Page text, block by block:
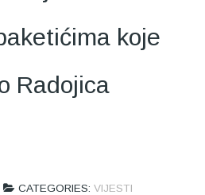
koje
Radojica
CATEGORIES: VIJESTI